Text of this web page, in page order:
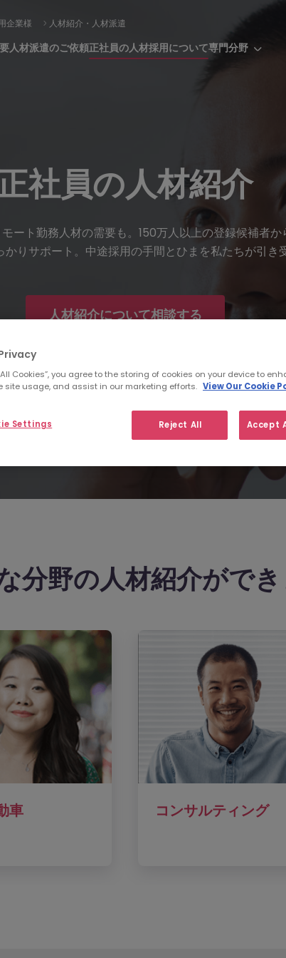
企業様 人材紹介・人材派遣
人材派遣のご依頼正社員の人材採用について専門分野
社員の人材紹介
ート勤務人材の需要も。150万人以上の登録候補者
かりサポート。中途採用の手間とひまを私たちが引き
人材紹介について相談する
分野の人材紹介がで
車 コンサルティング
ご
す
Cookies”, you agree to the storing of cookies on your device to
site usage, and assist in our marketing efforts. View Our Cookie
Reject All Accept
Settings